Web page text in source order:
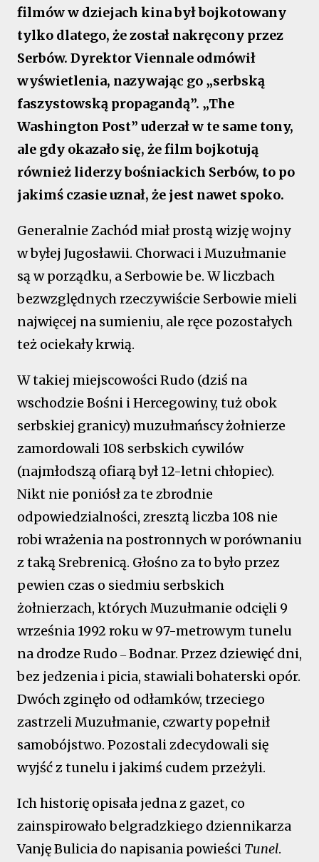
filmów w dziejach kina był bojkotowany
tylko dlatego, że został nakręcony przez
Serbów. Dyrektor Viennale odmówił
wyświetlenia, nazywając go „serbską
faszystowską propagandą”. „The
Washington Post” uderzał w te same tony,
ale gdy okazało się, że film bojkotują
również liderzy bośniackich Serbów, to po
jakimś czasie uznał, że jest nawet spoko.
Generalnie Zachód miał prostą wizję wojny
w byłej Jugosławii. Chorwaci i Muzułmanie
są w porządku, a Serbowie be. W liczbach
bezwzględnych rzeczywiście Serbowie mieli
najwięcej na sumieniu, ale ręce pozostałych
też ociekały krwią.
W takiej miejscowości Rudo (dziś na
wschodzie Bośni i Hercegowiny, tuż obok
serbskiej granicy) muzułmańscy żołnierze
zamordowali 108 serbskich cywilów
(najmłodszą ofiarą był 12-letni chłopiec).
Nikt nie poniósł za te zbrodnie
odpowiedzialności, zresztą liczba 108 nie
robi wrażenia na postronnych w porównaniu
z taką Srebrenicą. Głośno za to było przez
pewien czas o siedmiu serbskich
żołnierzach, których Muzułmanie odcięli 9
września 1992 roku w 97-metrowym tunelu
na drodze Rudo – Bodnar. Przez dziewięć dni,
bez jedzenia i picia, stawiali bohaterski opór.
Dwóch zginęło od odłamków, trzeciego
zastrzeli Muzułmanie, czwarty popełnił
samobójstwo. Pozostali zdecydowali się
wyjść z tunelu i jakimś cudem przeżyli.
Ich historię opisała jedna z gazet, co
zainspirowało belgradzkiego dziennikarza
Vanję Bulicia do napisania powieści Tunel.